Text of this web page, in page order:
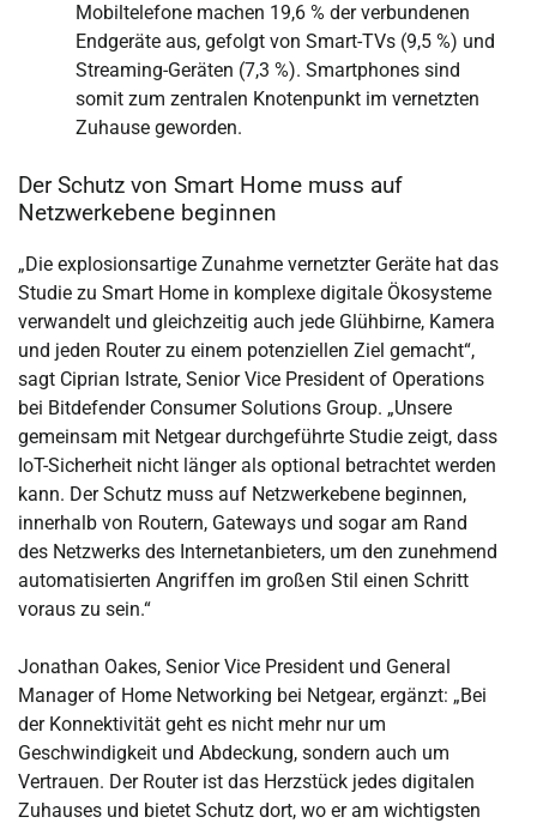
Mobiltelefone machen 19,6 % der verbundenen
Endgeräte aus, gefolgt von Smart-TVs (9,5 %) und
Streaming-Geräten (7,3 %). Smartphones sind
somit zum zentralen Knotenpunkt im vernetzten
Zuhause geworden.
Der Schutz von Smart Home muss auf
Netzwerkebene beginnen
„Die explosionsartige Zunahme vernetzter Geräte hat das
Studie zu Smart Home in komplexe digitale Ökosysteme
verwandelt und gleichzeitig auch jede Glühbirne, Kamera
und jeden Router zu einem potenziellen Ziel gemacht“,
sagt Ciprian Istrate, Senior Vice President of Operations
bei Bitdefender Consumer Solutions Group. „Unsere
gemeinsam mit Netgear durchgeführte Studie zeigt, dass
IoT-Sicherheit nicht länger als optional betrachtet werden
kann. Der Schutz muss auf Netzwerkebene beginnen,
innerhalb von Routern, Gateways und sogar am Rand
des Netzwerks des Internetanbieters, um den zunehmend
automatisierten Angriffen im großen Stil einen Schritt
voraus zu sein.“
Jonathan Oakes, Senior Vice President und General
Manager of Home Networking bei Netgear, ergänzt: „Bei
der Konnektivität geht es nicht mehr nur um
Geschwindigkeit und Abdeckung, sondern auch um
Vertrauen. Der Router ist das Herzstück jedes digitalen
Zuhauses und bietet Schutz dort, wo er am wichtigsten